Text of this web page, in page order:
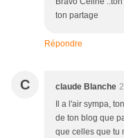
ton partage
Répondre
C claude Blanche
Il a l'air sympa,
de ton blog que
que celles que tu